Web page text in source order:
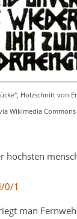
Holzschnitt von
Wikimedia Commons
höchsten
0/1
man